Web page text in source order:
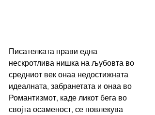
Писателката прави една
нескротлива нишка на љубовта во
средниот век онаа недостижната
идеалната, забранетата и онаа во
Романтизмот, каде ликот бега во
својта осаменост, се повлекува